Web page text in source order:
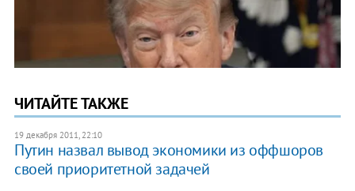
ЧИТАЙТЕ ТАКЖЕ
19 декабря 2011, 22:10
Путин назвал вывод экономики из оффшоров
своей приоритетной задачей